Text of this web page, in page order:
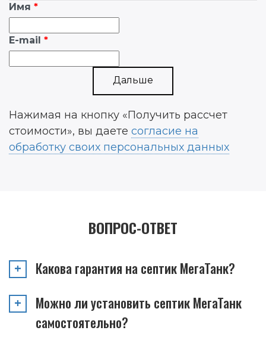
Имя
E-mail
Дальше
Нажимая на кнопку «Получить рассчет
стоимости», вы даете согласие на
обработку своих персональных данных
ВОПРОС-ОТВЕТ
Какова гарантия на септик МегаТанк?
Можно ли установить септик МегаТанк
самостоятельно?